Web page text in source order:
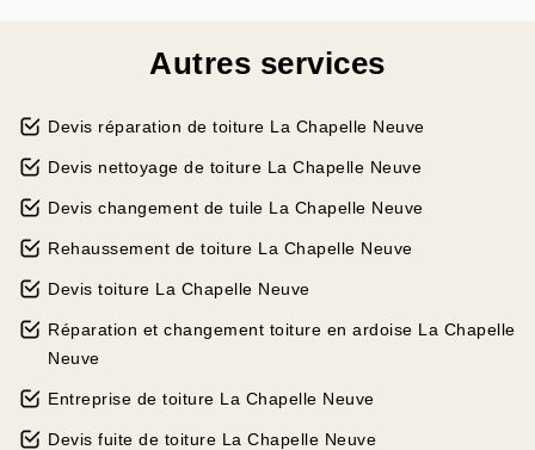
Autres services
Devis réparation de toiture La Chapelle Neuve
Devis nettoyage de toiture La Chapelle Neuve
Devis changement de tuile La Chapelle Neuve
Rehaussement de toiture La Chapelle Neuve
Devis toiture La Chapelle Neuve
Réparation et changement toiture en ardoise La Chapelle
Neuve
Entreprise de toiture La Chapelle Neuve
Devis fuite de toiture La Chapelle Neuve